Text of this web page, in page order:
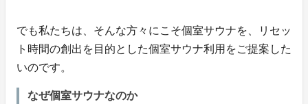
でも私たちは、そんな方々にこそ個室サウナを、リセッ
ト時間の創出を目的とした個室サウナ利用をご提案した
いのです。
なぜ個室サウナなのか